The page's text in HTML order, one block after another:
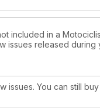
included in a
issues released
issues. You can still